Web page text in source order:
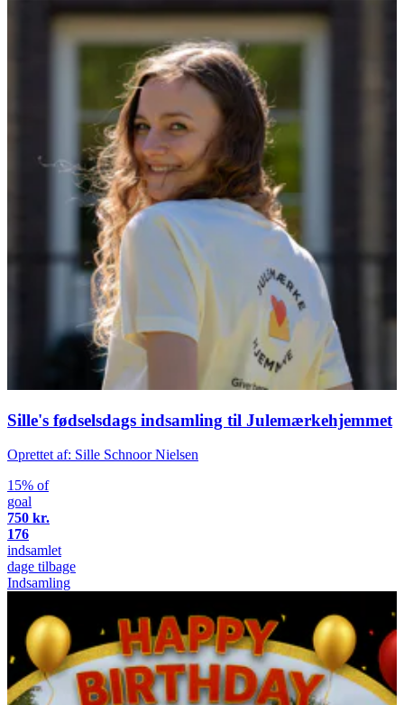
Sille's fødselsdags indsamling til Julemærkehjemmet
Oprettet af: Sille Schnoor Nielsen
15% of
goal
750 kr.
176
indsamlet
dage tilbage
Indsamling